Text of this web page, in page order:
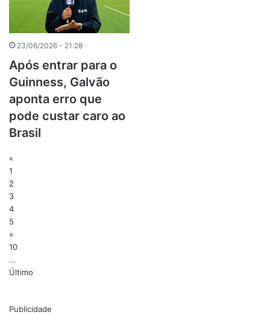
23/06/2026 - 21:28
Após entrar para o
Guinness, Galvão
aponta erro que
pode custar caro ao
Brasil
«
1
2
3
4
5
»
10
...
Último
Publicidade